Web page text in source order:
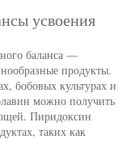
усвоения
баланса —
продукты.
бобовых культурах и
можно получить
Пиридоксин
таких как